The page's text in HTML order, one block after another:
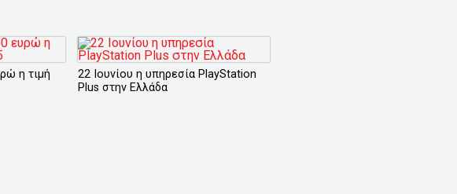
η τιμή
22 Ιουνίου η υπηρεσία PlayStation
Plus στην Ελλάδα